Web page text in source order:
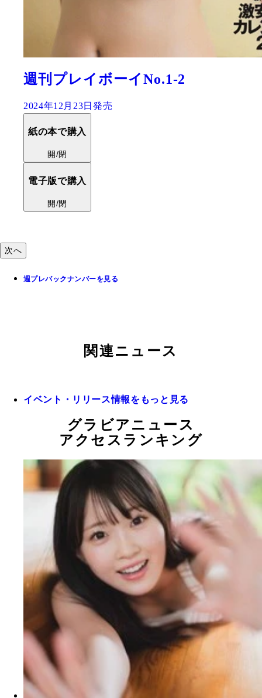
『週刊プレイボーイPREMIUM
期グラビア傑作選』
2024年12月16日発売
紙の本で購入
開/閉
電子版で購入
次へ
週プレバックナンバーを見る
関連ニュース
イベント・リリース情報をもっと見る
グラビアニュース
アクセスランキング